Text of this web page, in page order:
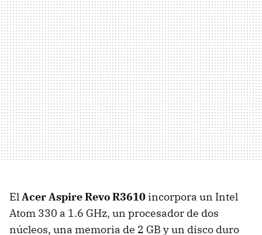
ElAcer Aspire Revo R3610 incorpora un Intel
Atom 330 a 1.6 GHz, un procesador de dos
núcleos, una memoria de 2 GB y un disco duro